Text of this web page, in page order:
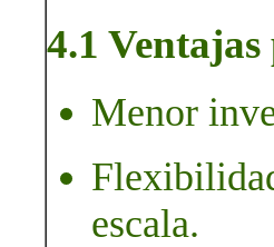
4.1
Menor
escala.